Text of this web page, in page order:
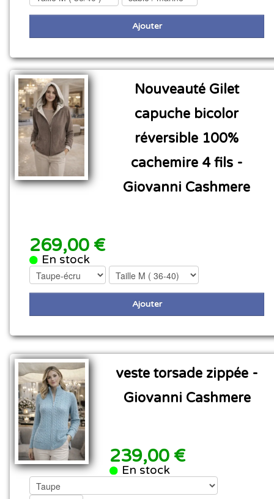
Ajouter
Nouveauté Gilet
capuche bicolor
réversible 100%
cachemire 4 fils -
Giovanni Cashmere
269,00 €
En stock
Ajouter
veste torsade zippée -
Giovanni Cashmere
239,00 €
En stock